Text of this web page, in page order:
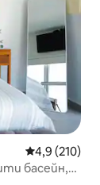
Средна
4,9 (210)
басейн,